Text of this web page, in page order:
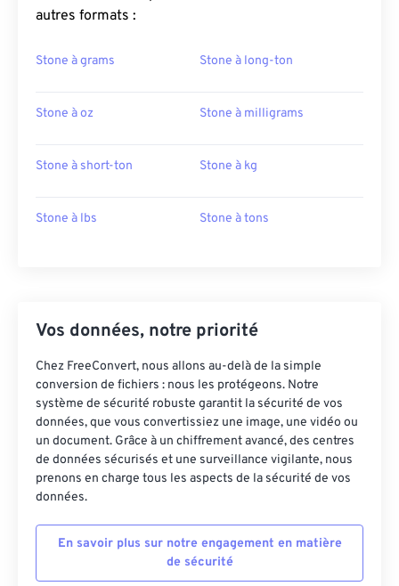
autres formats :
Stone à grams Stone à long-ton
Stone à oz Stone à milligrams
Stone à short-ton Stone à kg
Stone à lbs Stone à tons
Vos données, notre priorité
Chez FreeConvert, nous allons au-delà de la simple
conversion de fichiers : nous les protégeons. Notre
système de sécurité robuste garantit la sécurité de vos
données, que vous convertissiez une image, une vidéo ou
un document. Grâce à un chiffrement avancé, des centres
de données sécurisés et une surveillance vigilante, nous
prenons en charge tous les aspects de la sécurité de vos
données.
En savoir plus sur notre engagement en matière
de sécurité